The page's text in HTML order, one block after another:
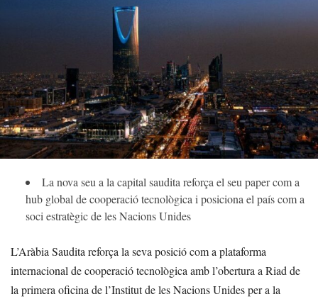
La nova seu a la capital saudita reforça el seu paper com a
hub global de cooperació tecnològica i posiciona el país com a
soci estratègic de les Nacions Unides
L’Aràbia Saudita reforça la seva posició com a plataforma
internacional de cooperació tecnològica amb l’obertura a Riad de
la primera oficina de l’Institut de les Nacions Unides per a la